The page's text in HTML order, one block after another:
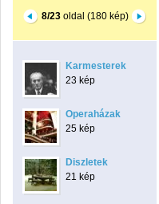
8/23oldal (180 kép)
Karmesterek
23 kép
Operaházak
25 kép
Diszletek
21 kép